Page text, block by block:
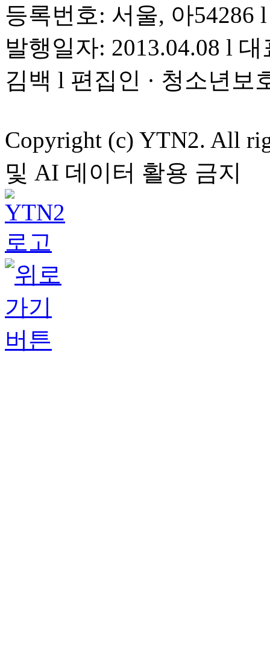
등록번호: 서울, 아54286
발행일자: 2013.04.08 l
김백 l 편집인 · 청소년보
Copyright (c) YTN2. All
및 AI 데이터 활용 금지